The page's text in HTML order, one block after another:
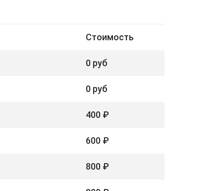
Стоимость
0 руб
0 руб
400 ₽
600 ₽
800 ₽